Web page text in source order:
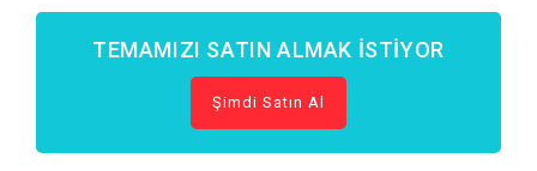
TEMAMIZI SATIN ALMAK İSTIYOR
Şimdi Satın Al